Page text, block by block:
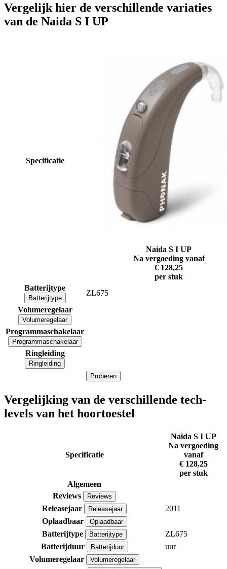
Vergelijk hier de verschillende variaties
van de Naida S I UP
Specificatie
Naida S I UP
Na vergoeding vanaf
€ 128,25
per stuk
Batterijtype
Batterijtype
ZL675
Volumeregelaar
Volumeregelaar
Programmaschakelaar
Programmaschakelaar
Ringleiding
Ringleiding
Proberen
Vergelijking van de verschillende tech-
levels van het hoortoestel
Specificatie
Naida S I UP
Na vergoeding
vanaf
€ 128,25
per stuk
Algemeen
Reviews
Reviews
Releasejaar Releasejaar
2011
Oplaadbaar
Oplaadbaar
Batterijtype Batterijtype
ZL675
Batterijduur
Batterijduur
uur
Volumeregelaar
Volumeregelaar